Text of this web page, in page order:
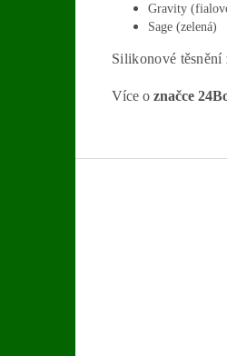
Gravity
Sage (zelená)
Silikonové těsnění
Více o značce